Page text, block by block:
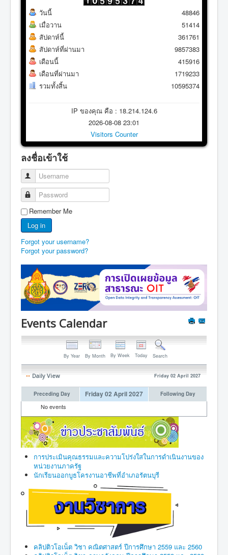
วันนี้
เมื่อวาน
สัปดาห์นี้
สัปดาห์ที่ผ่านมา
เดือนนี้
เดือนที่ผ่านมา
รวมทั้งสิ้น
48846
51414
361761
9857383
415916
1719233
10595374
IP ของคุณ คือ : 18.214.124.6
2026-08-08 23:01
Visitors Counter
ลงชื่อเข้าใช้
Username
Password
Remember Me
Log in
Forgot your username?
Forgot your password?
Events Calendar
By Year By Month By Week Today Search
Daily View Friday 02 April 2027
Preceding Day Friday 02 April 2027 Following Day
No events
การประเมินคุณธรรมและความโปร่งใสในการดำเนินงานของ
หน่วยงานภาครัฐ
นักเรียนออกบูธโครงานอาชีพที่อำเภอรัตนบุรี
คลิปติวโอเน็ต วิชา คณิตศาสตร์ ปีการศึกษา 2559 และ 2560